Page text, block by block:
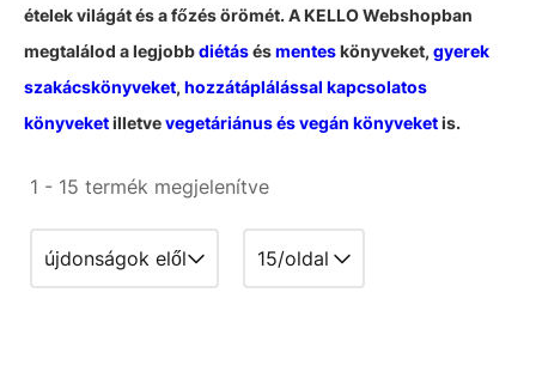
ételek világát és a főzés örömét. A KELLO Webshopban
megtalálod a legjobbdiétásésmenteskönyveket, gyerek
szakácskönyveket, hozzátáplálással kapcsolatos
könyveketilletvevegetáriánus és vegán könyveketis.
1 - 15 termék megjelenítve